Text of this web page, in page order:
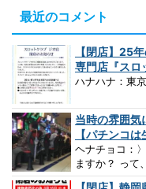
最近のコメント
【閉店】25
専門店『スロ
ハナハナ：東
当時の雰囲気
【パチンコ
ヘナチョコ：
ますか？ って